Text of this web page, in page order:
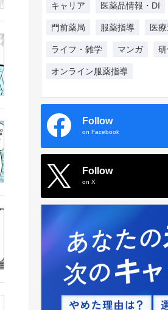
キャリア 医薬品情報・DI
門前薬局 服薬指導 医
ライフ・雑学 マンガ
オンライン服薬指導
Follow
on Facebook
Follow
on X